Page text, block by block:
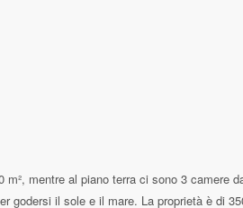
mentre al piano terra ci sono 3 camere
il sole e il mare. La proprietà è di